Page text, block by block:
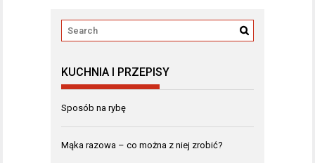
KUCHNIA I PRZEPISY
Sposób na rybę
Mąka razowa – co można z niej zrobić?